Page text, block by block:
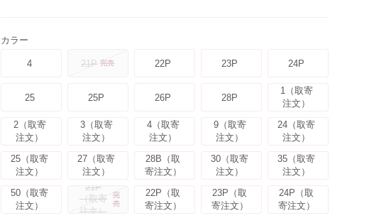
カラー
4 21P 完売 22P 23P 24P
25 25P 26P 28P
1（取寄
注文）
2（取寄
注文）
3（取寄
注文）
4（取寄
注文）
9（取寄
注文）
24（取寄
注文）
25（取寄
注文）
27（取寄
注文）
28B（取
寄注文）
30（取寄
注文）
35（取寄
注文）
50（取寄
注文）
21P
（取寄
注文）
完
売
22P（取
寄注文）
23P（取
寄注文）
24P（取
寄注文）